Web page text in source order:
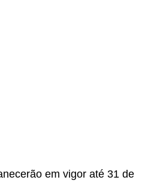
em vigor até 31 de